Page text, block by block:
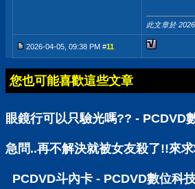
此文章於
2026-04-05, 09:38 PM #11
您也可能喜歡這些文章
眼鏡行可以只驗光嗎?? - PCDVD
急問..再不解決就被女友殺了!!來
PCDVD斗內卡 - PCDVD數位科